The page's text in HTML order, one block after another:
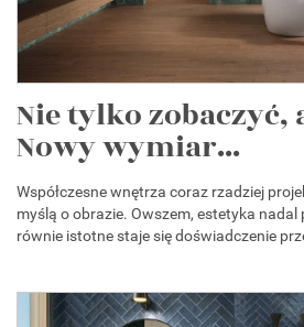
Nie tylko zobaczyć,
Nowy wymiar...
Współczesne wnętrza coraz rzadziej
myślą o obrazie. Owszem, estetyka
równie istotne staje się doświadczenie